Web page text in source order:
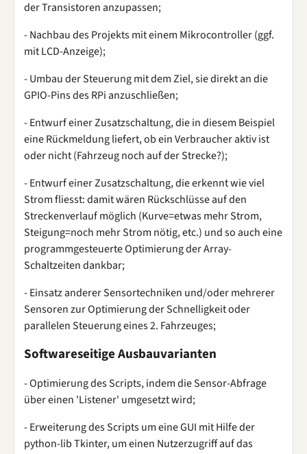
der Transistoren anzupassen;
- Nachbau des Projekts mit einem Mikrocontroller (ggf.
mit LCD-Anzeige);
- Umbau der Steuerung mit dem Ziel, sie direkt an die
GPIO-Pins des RPi anzuschließen;
- Entwurf einer Zusatzschaltung, die in diesem Beispiel
eine Rückmeldung liefert, ob ein Verbraucher aktiv ist
oder nicht (Fahrzeug noch auf der Strecke?);
- Entwurf einer Zusatzschaltung, die erkennt wie viel
Strom fliesst: damit wären Rückschlüsse auf den
Streckenverlauf möglich (Kurve=etwas mehr Strom,
Steigung=noch mehr Strom nötig, etc.) und so auch eine
programmgesteuerte Optimierung der Array-
Schaltzeiten dankbar;
- Einsatz anderer Sensortechniken und/oder mehrerer
Sensoren zur Optimierung der Schnelligkeit oder
parallelen Steuerung eines 2. Fahrzeuges;
Softwareseitige Ausbauvarianten
- Optimierung des Scripts, indem die Sensor-Abfrage
über einen 'Listener' umgesetzt wird;
- Erweiterung des Scripts um eine GUI mit Hilfe der
python-lib Tkinter, um einen Nutzerzugriff auf das